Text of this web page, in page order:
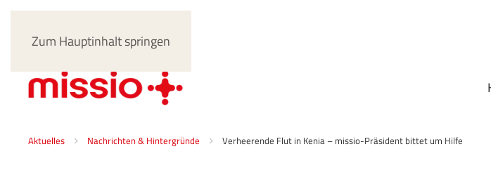
Zum Hauptinhalt springen
Aktuelles Nachrichten & Hintergründe Verheerende Flut in Kenia – missio-Präsident bittet um Hilfe